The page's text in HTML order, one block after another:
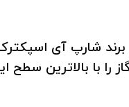
با بالاترین سطح